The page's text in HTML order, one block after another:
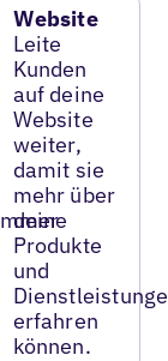
Website
Leite
Kunden
auf deine
Website
weiter,
damit sie
mehr über
deine
Produkte
und
erfahren
können.